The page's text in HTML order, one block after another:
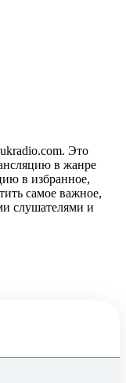
Это
в жанре
в избранное,
самое важное,
слушателями и